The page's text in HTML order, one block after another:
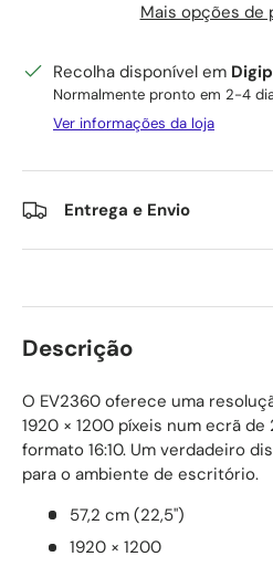
Mais opções de
Recolha disponível em
Normalmente pronto em 2-4
Ver informações da loja
Entrega e Envio
Descrição
O EV2360 oferece uma
1920 × 1200 píxeis num ecrã de
formato 16:10. Um verdadeiro
para o ambiente de escritório.
57,2 cm (22,5")
1920 × 1200